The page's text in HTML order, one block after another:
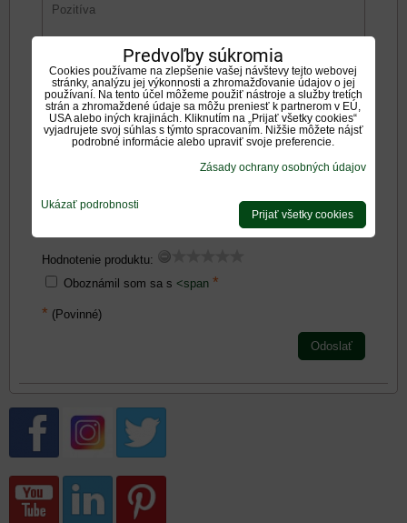
Negatíva:
jedna položka je povinná.
Hodnotenie produktu:
Oboznámil som sa s <span *
* (Povinné)
Odoslať
Predvoľby súkromia
Cookies používame na zlepšenie vašej návštevy tejto webovej
stránky, analýzu jej výkonnosti a zhromažďovanie údajov o jej
používaní. Na tento účel môžeme použiť nástroje a služby tretích
strán a zhromaždené údaje sa môžu preniesť k partnerom v EÚ,
USA alebo iných krajinách. Kliknutím na „Prijať všetky cookies“
vyjadrujete svoj súhlas s týmto spracovaním. Nižšie môžete nájsť
podrobné informácie alebo upraviť svoje preferencie.
Zásady ochrany osobných údajov
Ukázať podrobnosti
Prijať všetky cookies